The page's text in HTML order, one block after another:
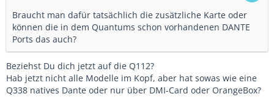
Braucht man dafür tatsächlich die zusätzliche Karte oder
können die in dem Quantums schon vorhandenen DANTE
Ports das auch?
Beziehst Du dich jetzt auf die Q112?
Hab jetzt nicht alle Modelle im Kopf, aber hat sowas wie eine
Q338 natives Dante oder nur über DMI-Card oder OrangeBox?